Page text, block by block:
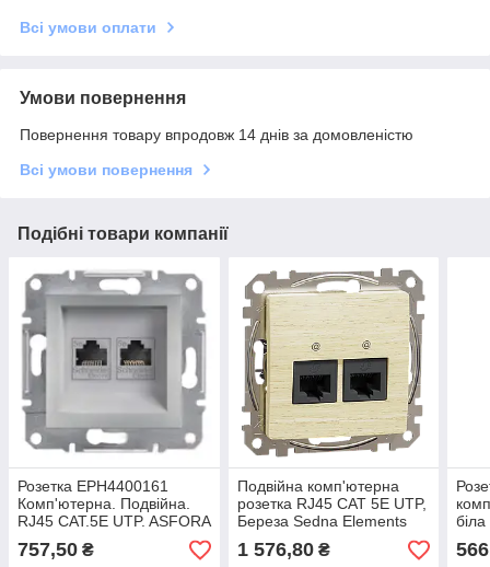
Всі умови оплати
Умови повернення
Повернення товару впродовж 14 днів за домовленістю
Всі умови повернення
Подібні товари компанії
Розетка EPH4400161
Комп'ютерна. Подвійна.
RJ45 CAT.5E UTP. ASFORA
Schneider Electric
Алюміній
757,50 ₴
Подвійна комп'ютерна
розетка RJ45 CAT 5E UTP,
Береза Sedna Elements
1 576,80₴